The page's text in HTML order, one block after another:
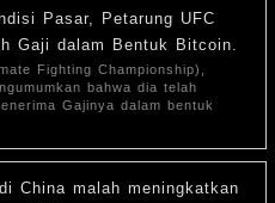
Pasar, Petarung UFC
Gaji dalam Bentuk Bitcoin.
Fighting Championship),
bahwa dia telah
Gajinya dalam bentuk
China malah meningkatkan